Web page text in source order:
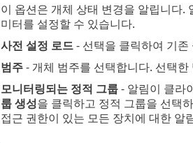
이 옵션은 개체 상태 변경을 알립니다.
미터를 설정할 수 있습니다.
사전 설정 로드- 선택을 클릭하여 기존
범주- 개체 범주를 선택합니다. 선택
모니터링되는 정적 그룹- 알림이 클라
룹 생성을 클릭하고 정적 그룹을 선택
접근 권한이 있는 모든 장치에 대한 알